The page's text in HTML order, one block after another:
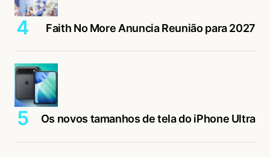
Faith No More Anuncia Reunião para 2027
Os novos tamanhos de tela do iPhone Ultra